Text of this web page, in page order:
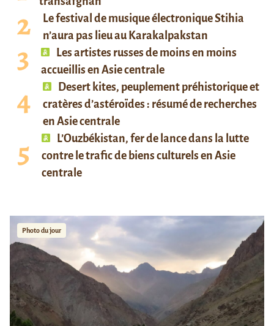
Le festival de musique électronique Stihia
n’aura pas lieu au Karakalpakstan
Les artistes russes de moins en moins
accueillis en Asie centrale
Desert kites, peuplement préhistorique et
cratères d’astéroïdes : résumé de recherches
en Asie centrale
L’Ouzbékistan, fer de lance dans la lutte
contre le trafic de biens culturels en Asie
centrale
Photo du jour